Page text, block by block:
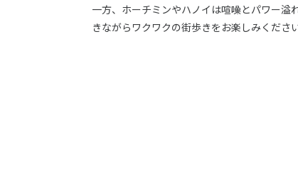
一方、ホーチミンやハノイは喧噪とパワー溢
きながらワクワクの街歩きをお楽しみくださ